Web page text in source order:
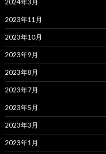
2024年3月
2023年11月
2023年10月
2023年9月
2023年8月
2023年7月
2023年5月
2023年3月
2023年1月